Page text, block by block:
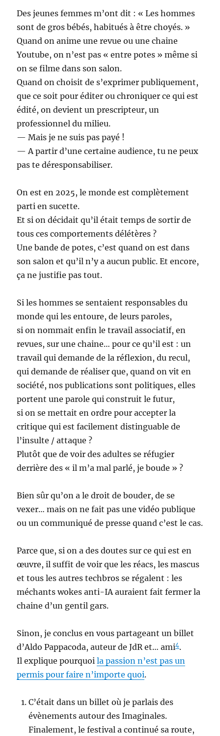
Des jeunes femmes m’ont dit : « Les hommes
sont de gros bébés, habitués à être choyés. »
Quand on anime une revue ou une chaine
Youtube, on n’est pas « entre potes » même si
on se filme dans son salon.
Quand on choisit de s’exprimer publiquement,
que ce soit pour éditer ou chroniquer ce qui est
édité, on devient un prescripteur, un
professionnel du milieu.
— Mais je ne suis pas payé !
— A partir d’une certaine audience, tu ne peux
pas te déresponsabiliser.
On est en 2025, le monde est complètement
parti en sucette.
Et si on décidait qu’il était temps de sortir de
tous ces comportements délétères ?
Une bande de potes, c’est quand on est dans
son salon et qu’il n’y a aucun public. Et encore,
ça ne justifie pas tout.
Si les hommes se sentaient responsables du
monde qui les entoure, de leurs paroles,
si on nommait enfin le travail associatif, en
revues, sur une chaine… pour ce qu’il est : un
travail qui demande de la réflexion, du recul,
qui demande de réaliser que, quand on vit en
société, nos publications sont politiques, elles
portent une parole qui construit le futur,
si on se mettait en ordre pour accepter la
critique qui est facilement distinguable de
l’insulte / attaque ?
Plutôt que de voir des adultes se réfugier
derrière des « il m’a mal parlé, je boude » ?
Bien sûr qu’on a le droit de bouder, de se
vexer… mais on ne fait pas une vidéo publique
ou un communiqué de presse quand c’est le cas.
Parce que, si on a des doutes sur ce qui est en
œuvre, il suffit de voir que les réacs, les mascus
et tous les autres techbros se régalent : les
méchants wokes anti-IA auraient fait fermer la
chaine d’un gentil gars.
Sinon, je conclus en vous partageant un billet
d’Aldo Pappacoda, auteur de JdR et… ami4 .
Il explique pourquoila passion n’est pas un
permis pour faire n’importe quoi.
C’était dans un billet où je parlais des
évènements autour des Imaginales.
Finalement, le festival a continué sa route,